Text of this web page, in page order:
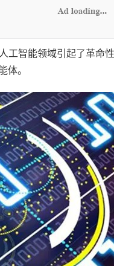
工智能领域引起了革命
。